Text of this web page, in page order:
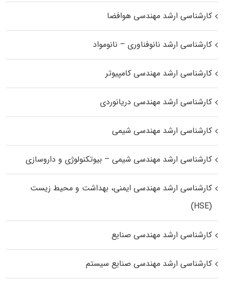
کارشناسی ارشد مهندسی هوافضا
کارشناسی ارشد نانوفناوری – نانومواد
کارشناسی ارشد مهندسی کامپیوتر
کارشناسی ارشد مهندسی دریانوردی
کارشناسی ارشد مهندسی شیمی
کارشناسی ارشد مهندسی شیمی – بیوتکنولوژی و داروسازی
کارشناسی ارشد مهندسی ایمنی، بهداشت و محیط زیست
(HSE)
کارشناسی ارشد مهندسی صنایع
کارشناسی ارشد مهندسی صنایع سیستم